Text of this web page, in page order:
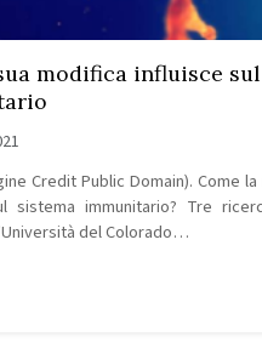
modifica influisce
Credit Public Domain). Come
sistema immunitario? Tre
del Colorado…